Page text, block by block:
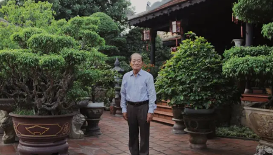
dồi và chờ đợi những vai diễn đủ sức đưa mình đến
những vùng đất mới. Ở tuổi ngoài 30, điều anh theo đuổi
không phải những đích đến quá lớn, mà là khả năng luôn
tiến về phía trước.